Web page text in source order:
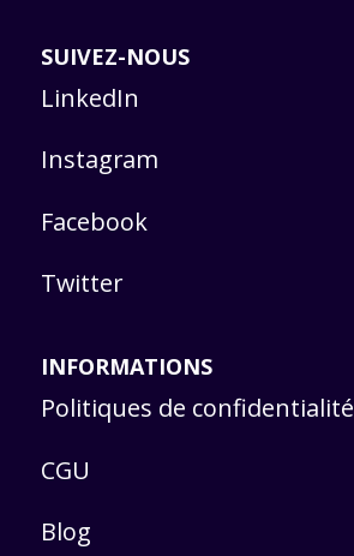
SUIVEZ-NOUS
LinkedIn
Instagram
Facebook
Twitter
INFORMATIONS
Politiques de confidentialité
CGU
Blog